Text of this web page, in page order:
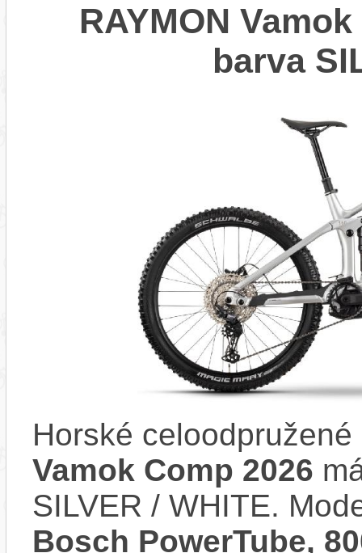
RAYMON
barva
Horské
Vamok Comp 2026
SILVER / WHITE.
Bosch PowerTube,